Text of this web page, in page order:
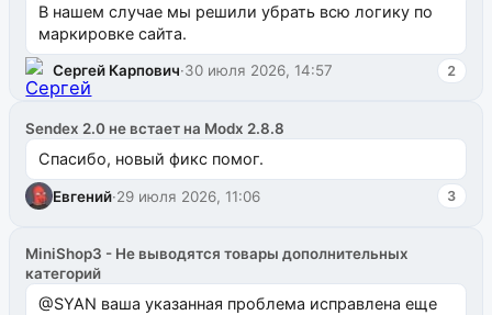
В нашем случае мы решили убрать всю логику по
маркировке сайта.
Сергей Карпович·30 июля 2026, 14:57 2
Sendex 2.0 не встает на Modx 2.8.8
Спасибо, новый фикс помог.
Евгений·29 июля 2026, 11:06 3
MiniShop3 - Не выводятся товары дополнительных
категорий
@SYAN ваша указанная проблема исправлена еще